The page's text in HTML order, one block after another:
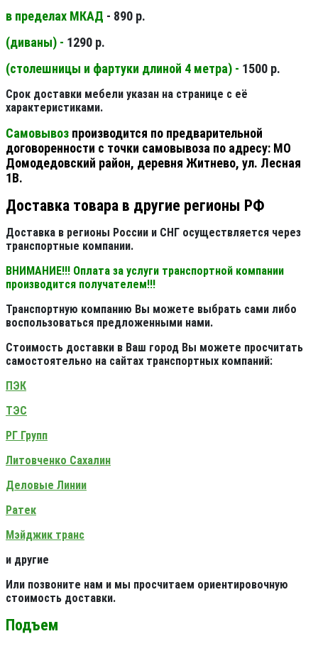
в пределах МКАД - 890 р.
(диваны) - 1290 р.
(столешницы и фартуки длиной 4 метра) - 1500 р.
Срок доставки мебели указан на странице с её
характеристиками.
Самовывоз производится по предварительной
договоренности с точки самовывоза по адресу: МО
Домодедовский район, деревня Житнево, ул. Лесная
1В.
Доставка товара в другие регионы РФ
Доставка в регионы России и СНГ осуществляется через
транспортные компании.
ВНИМАНИЕ!!! Оплата за услуги транспортной компании
производится получателем!!!
Транспортную компанию Вы можете выбрать сами либо
воспользоваться предложенными нами.
Стоимость доставки в Ваш город Вы можете просчитать
самостоятельно на сайтах транспортных компаний:
ПЭК
ТЭС
РГ Групп
Литовченко Сахалин
Деловые Линии
Ратек
Мэйджик транс
и другие
Или позвоните нам и мы просчитаем ориентировочную
стоимость доставки.
Подъем